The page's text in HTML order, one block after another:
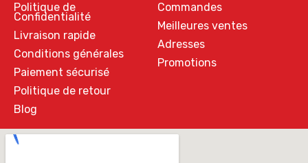
Politique de
Confidentialité
Livraison rapide
Conditions générales
Paiement sécurisé
Politique de retour
Blog
Commandes
Meilleures ventes
Adresses
Promotions